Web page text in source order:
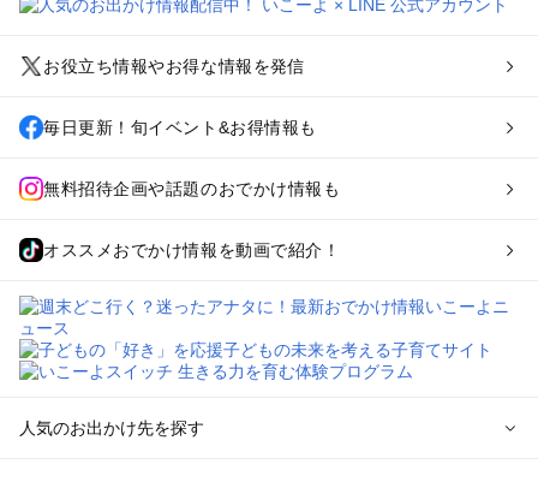
お役立ち情報やお得な情報を発信
毎日更新！旬イベント&お得情報も
無料招待企画や話題のおでかけ情報も
オススメおでかけ情報を動画で紹介！
人気のお出かけ先を探す